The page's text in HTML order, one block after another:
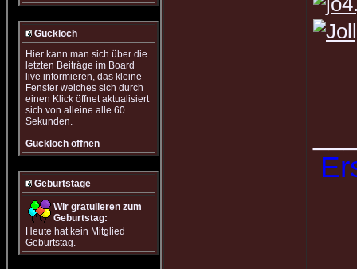
Guckloch
Hier kann man sich über die
letzten Beiträge im Board
live informieren, das kleine
Fenster welches sich durch
einen Klick öffnet aktualisiert
sich von alleine alle 60
Sekunden.
Guckloch öffnen
Geburtstage
Wir gratulieren zum
Geburtstag:
Heute hat kein Mitglied
Geburtstag.